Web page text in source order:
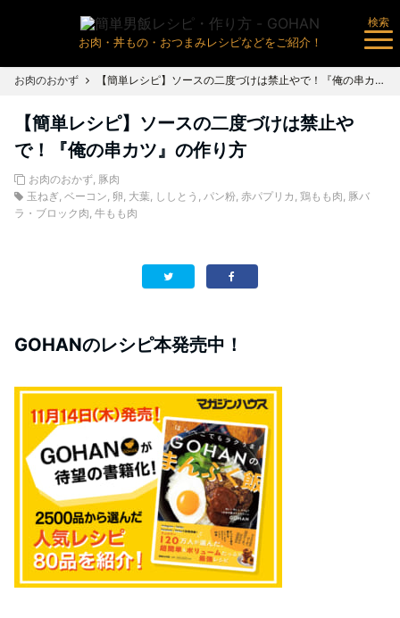
お肉・丼もの・おつまみレシピなどをご紹介！
検索
お肉のおかず 【簡単レシピ】ソースの二度づけは禁止やで！『俺の串カツ』の作り方
【簡単レシピ】ソースの二度づけは禁止や
で！『俺の串カツ』の作り方
お肉のおかず, 豚肉
玉ねぎ, ベーコン, 卵, 大葉, ししとう , パン粉, 赤パプリカ , 鶏もも肉, 豚バ
ラ・ブロック肉, 牛もも肉
GOHANのレシピ本発売中！